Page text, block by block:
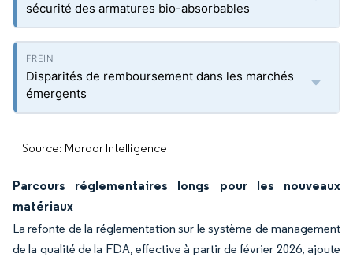
sécurité des armatures bio-absorbables
Disparités de remboursement dans les marchés
émergents
Source: Mordor Intelligence
Parcours réglementaires longs pour les nouveaux
matériaux
La refonte de la réglementation sur le système de management
de la qualité de la FDA, effective à partir de février 2026, ajoute